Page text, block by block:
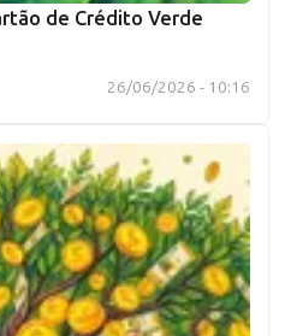
de Crédito Verde
26/06/2026 - 10:16